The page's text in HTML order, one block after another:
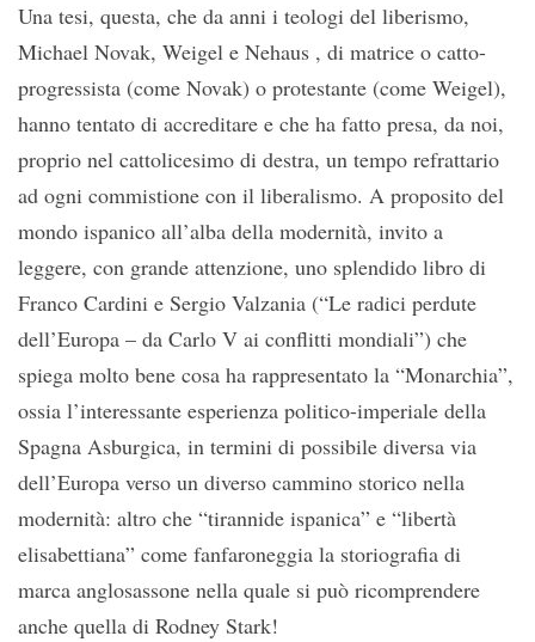
Una tesi, questa, che da anni i teologi del liberismo,
Michael Novak, Weigel e Nehaus , di matrice o catto-
progressista (come Novak) o protestante (come Weigel),
hanno tentato di accreditare e che ha fatto presa, da noi,
proprio nel cattolicesimo di destra, un tempo refrattario
ad ogni commistione con il liberalismo. A proposito del
mondo ispanico all’alba della modernità, invito a
leggere, con grande attenzione, uno splendido libro di
Franco Cardini e Sergio Valzania (“Le radici perdute
dell’Europa – da Carlo V ai conflitti mondiali”) che
spiega molto bene cosa ha rappresentato la “Monarchia”,
ossia l’interessante esperienza politico-imperiale della
Spagna Asburgica, in termini di possibile diversa via
dell’Europa verso un diverso cammino storico nella
modernità: altro che “tirannide ispanica” e “libertà
elisabettiana” come fanfaroneggia la storiografia di
marca anglosassone nella quale si può ricomprendere
anche quella di Rodney Stark!